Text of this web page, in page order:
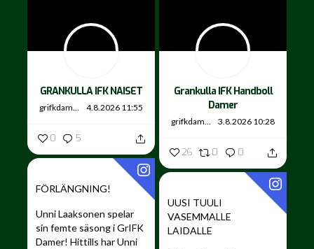
GRANKULLA IFK NAISET
grifkdamer 4.8.2026 11:55
0 5
Grankulla IFK Handboll
Damer
grifkdamer 3.8.2026 10:28
26 0 0
FÖRLÄNGNING!
Unni Laaksonen spelar
sin femte säsong i GrIFK
Damer! Hittills har Unni
UUSI TUULI
VASEMMALLE
LAIDALLE ️